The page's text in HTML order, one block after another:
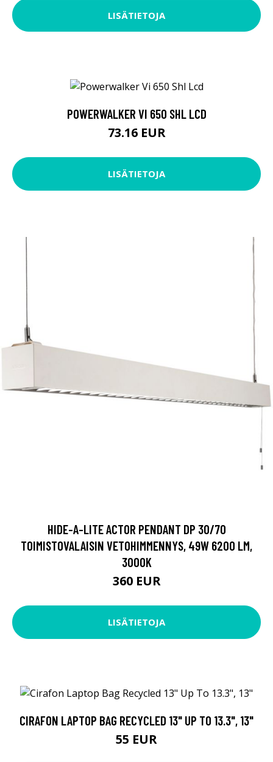
LISÄTIETOJA
POWERWALKER VI 650 SHL LCD
73.16 EUR
LISÄTIETOJA
HIDE-A-LITE ACTOR PENDANT DP 30/70
TOIMISTOVALAISIN VETOHIMMENNYS, 49W 6200 LM,
3000K
360 EUR
LISÄTIETOJA
CIRAFON LAPTOP BAG RECYCLED 13" UP TO 13.3", 13"
55 EUR